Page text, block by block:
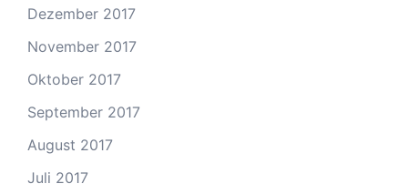
Dezember 2017
November 2017
Oktober 2017
September 2017
August 2017
Juli 2017